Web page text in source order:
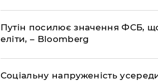
Путін посилює значення ФСБ,
еліти, – Bloomberg
Соціальну напруженість